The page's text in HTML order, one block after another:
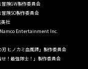
険GW製作委員会
険SO製作委員会
社
Entertainment Inc.
ヒノカミ血風譚」製作委員会
！最強隊士！」製作委員会